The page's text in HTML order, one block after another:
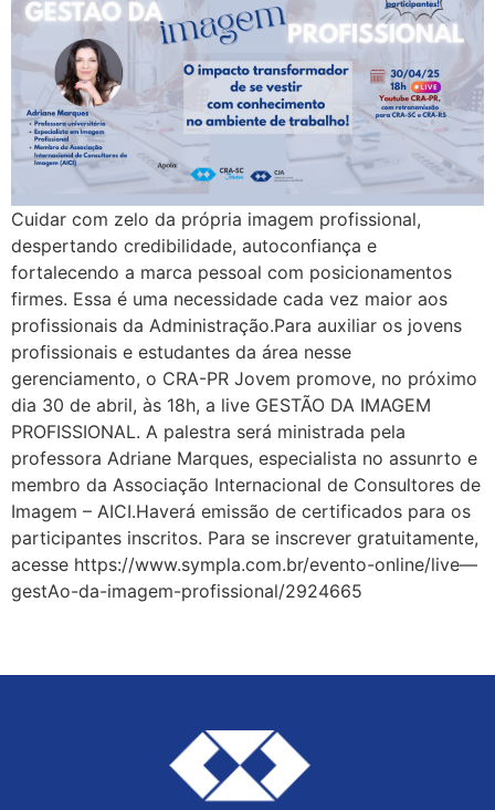
Cuidar com zelo da própria imagem profissional,
despertando credibilidade, autoconfiança e
fortalecendo a marca pessoal com posicionamentos
firmes. Essa é uma necessidade cada vez maior aos
profissionais da Administração.Para auxiliar os jovens
profissionais e estudantes da área nesse
gerenciamento, o CRA-PR Jovem promove, no próximo
dia 30 de abril, às 18h, a live GESTÃO DA IMAGEM
PROFISSIONAL. A palestra será ministrada pela
professora Adriane Marques, especialista no assunrto e
membro da Associação Internacional de Consultores de
Imagem – AICI.Haverá emissão de certificados para os
participantes inscritos. Para se inscrever gratuitamente,
acesse https://www.sympla.com.br/evento-online/live—
gestAo-da-imagem-profissional/2924665